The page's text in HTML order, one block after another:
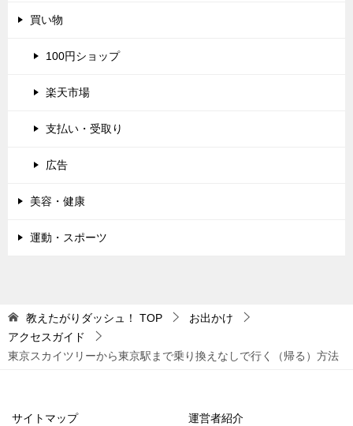
買い物
100円ショップ
楽天市場
支払い・受取り
広告
美容・健康
運動・スポーツ
教えたがりダッシュ！ TOP
お出かけ
アクセスガイド
東京スカイツリーから東京駅まで乗り換えなしで行く（帰る）方法
サイトマップ 運営者紹介